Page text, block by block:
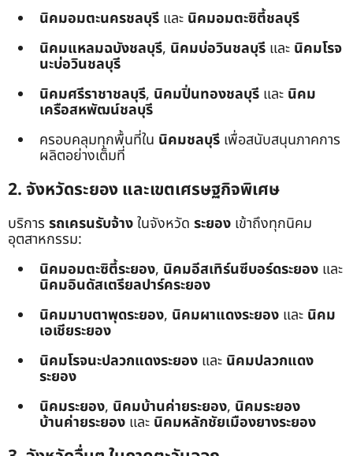
นิคมอมตะนครชลบุรี และ นิคมอมตะซิตี้ชลบุรี
นิคมแหลมฉบังชลบุรี, นิคมบ่อวินชลบุรี และ นิคมโรจ
นะบ่อวินชลบุรี
นิคมศรีราชาชลบุรี, นิคมปิ่นทองชลบุรี และ นิคม
เครือสหพัฒน์ชลบุรี
ครอบคลุมทุกพื้นที่ใน นิคมชลบุรี เพื่อสนับสนุนภาคการ
ผลิตอย่างเต็มที่
2. จังหวัดระยอง และเขตเศรษฐกิจพิเศษ
บริการ รถเครนรับจ้างในจังหวัด ระยอง เข้าถึงทุกนิคม
อุตสาหกรรม:
นิคมอมตะซิตี้ระยอง, นิคมอีสเทิร์นซีบอร์ดระยอง และ
นิคมอินดัสเตรียลปาร์คระยอง
นิคมมาบตาพุดระยอง, นิคมผาแดงระยอง และ นิคม
เอเชียระยอง
นิคมโรจนะปลวกแดงระยอง และ นิคมปลวกแดง
ระยอง
นิคมระยอง, นิคมบ้านค่ายระยอง, นิคมระยอง
บ้านค่ายระยอง และ นิคมหลักชัยเมืองยางระยอง